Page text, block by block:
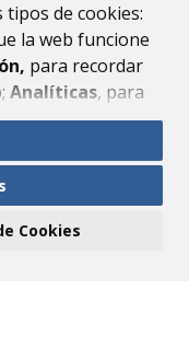
de cookies:
la web funcione
para recordar
Analíticas, para
y sus servicios.
todas”
pulsa el botón
técnicas
Cookies